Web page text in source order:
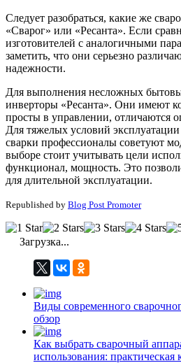
Следует разобраться, какие же
«Сварог» или «Ресанта». Если
изготовителей с аналогичными
заметить, что они серьезно
надежности.
Для выполнения несложных
инверторы «Ресанта». Они имеют
просты в управлении, отличаются
Для тяжелых условий
сварки профессионалы советуют
выборе стоит учитывать цели
функционал, мощность. Это
для длительной эксплуатации.
Republished by Blog Post Promoter
Загрузка...
Виды современного
обзор
Как выбрать сварочный
использования: практическая